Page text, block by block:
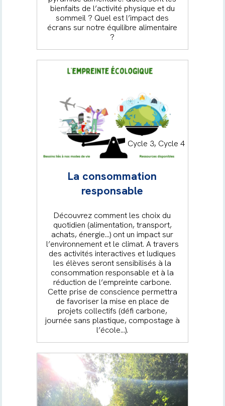
bienfaits de l’activité physique et du
sommeil ? Quel est l’impact des
écrans sur notre équilibre alimentaire
?
Cycle 3, Cycle 4
La consommation
responsable
Découvrez comment les choix du
quotidien (alimentation, transport,
achats, énergie…) ont un impact sur
l’environnement et le climat. A travers
des activités interactives et ludiques
les élèves seront sensibilisés à la
consommation responsable et à la
réduction de l’empreinte carbone.
Cette prise de conscience permettra
de favoriser la mise en place de
projets collectifs (défi carbone,
journée sans plastique, compostage à
l’école…).